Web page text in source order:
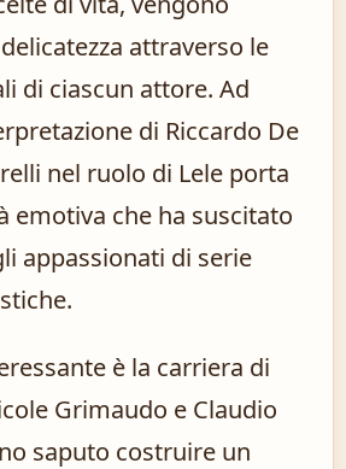
attraverso le
di ciascun attore. Ad
di Riccardo De
nel ruolo di Lele porta
emotiva che ha suscitato
appassionati di serie
è la carriera di
Grimaudo e Claudio
saputo costruire un